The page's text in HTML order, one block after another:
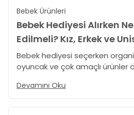
Bebek Ürünleri
Bebek Hediyesi Alırken
Edilmeli? Kız, Erkek ve
Hediyesi Rehberi
Bebek hediyesi seçerken
oyuncak ve çok amaçlı ürünler
hediyesi için amigurumi, mini
ve müslin önerilerini keşfedin.
Devamını Oku